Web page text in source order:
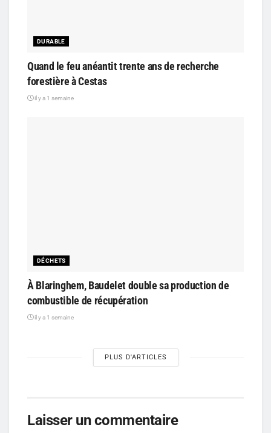
DURABLE
Quand le feu anéantit trente ans de recherche
forestière à Cestas
il y a 1 semaine
DÉCHETS
À Blaringhem, Baudelet double sa production de
combustible de récupération
il y a 1 semaine
PLUS D'ARTICLES
Laisser un commentaire